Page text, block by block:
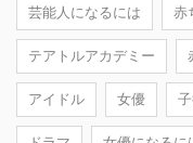
芸能人になるには 赤
テアトルアカデミー
アイドル 女優